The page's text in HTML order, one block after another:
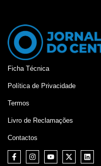
Ficha Técnica
Política de Privacidade
Termos
Livro de Reclamações
Contactos